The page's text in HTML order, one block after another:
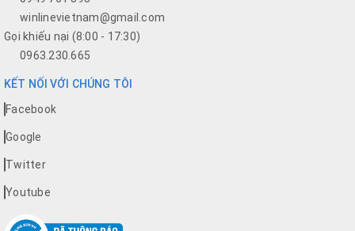
winlinevietnam@gmail.com
Gọi khiếu nại (8:00 - 17:30)
0963.230.665
KẾT NỐI VỚI CHÚNG TÔI
Facebook
Google
Twitter
Youtube